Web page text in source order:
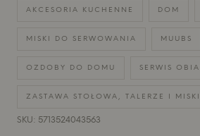
AKCESORIA KUCHENNE DOM
MISKI DO SERWOWANIA MUUBS
OZDOBY DO DOMU SERWIS
ZASTAWA STOŁOWA, TALERZE I MISKI
SKU: 5713524043563